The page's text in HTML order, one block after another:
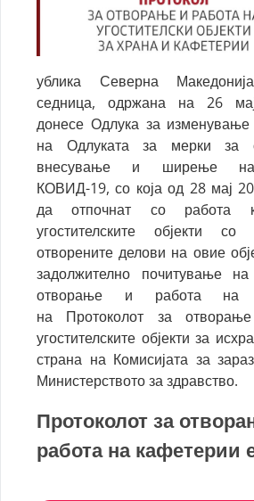
ублика Северна
седница, одржана на 26
донесе Одлука за
на Одлуката за мерки за
внесување и ширење на
КОВИД-19, со која од 28 мај
да отпочнат со работа
угостителските објекти
отворените делови на овие
задолжително почитување
отворање и работа на
на Протоколот за
угостителските објекти за
страна на Комисијата за
Министерството за здравство.
Протоколот за
работа на кафетерии